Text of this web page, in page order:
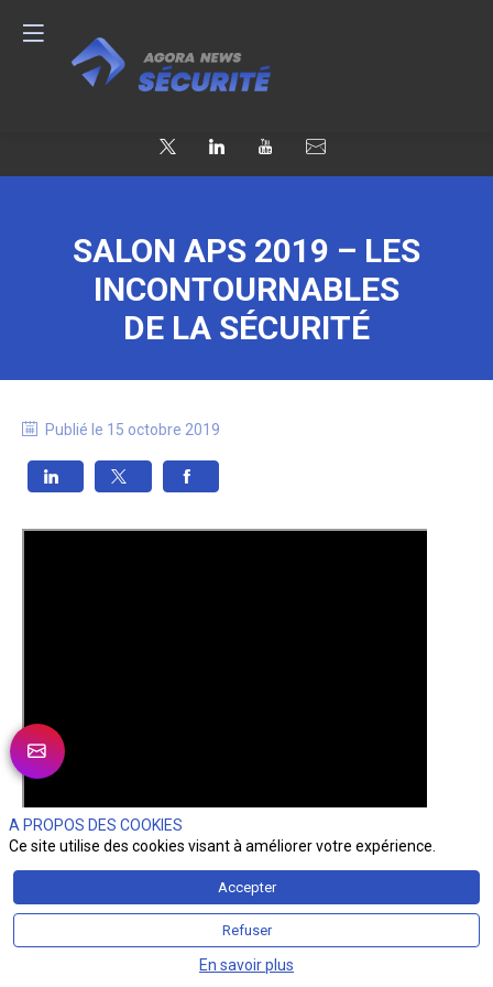
SALON APS 2019 – LES
INCONTOURNABLES
DE LA SÉCURITÉ
Publié le 15 octobre 2019
A PROPOS DES COOKIES
Ce site utilise des cookies visant à améliorer votre expérience.
Accepter
Refuser
En savoir plus